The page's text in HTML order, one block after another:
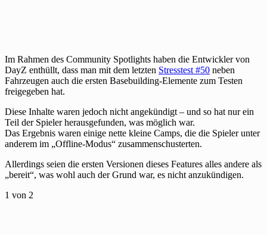
Im Rahmen des Community Spotlights haben die Entwickler von
DayZ enthüllt, dass man mit dem letzten Stresstest #50 neben
Fahrzeugen auch die ersten Basebuilding-Elemente zum Testen
freigegeben hat.
Diese Inhalte waren jedoch nicht angekündigt – und so hat nur ein
Teil der Spieler herausgefunden, was möglich war.
Das Ergebnis waren einige nette kleine Camps, die die Spieler unter
anderem im „Offline-Modus“ zusammenschusterten.
Allerdings seien die ersten Versionen dieses Features alles andere als
„bereit“, was wohl auch der Grund war, es nicht anzukündigen.
1 von 2